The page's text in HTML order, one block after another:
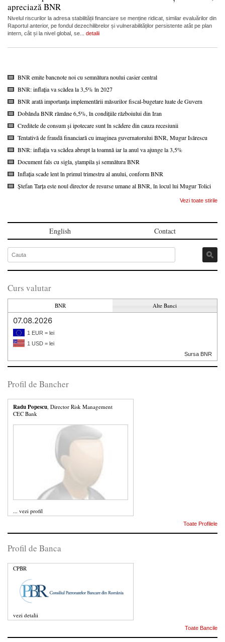
apreciază BNR
Nivelul riscurilor la adresa stabilității financiare se menține ridicat, similar evaluărilor din
Raportul anterior, pe fondul dezechilibrelor și vulnerabilităților persistente atât pe plan
intern, cât și la nivel global, se... detalii
BNR emite bancnote noi cu semnătura noului casier central
BNR: inflația va scădea la 3,5% în 2027
BNR arată importanța implementării măsurilor fiscal-bugetare luate de Guvern
Dobânda BNR rămâne 6,5%, în condițiile războiului din Iran
Creditele de consum și ipotecare sunt în scădere din cauza recesiunii
Tentativă de fraudă financiară cu imaginea guvernatorului BNR, Mugur Isărescu
BNR: inflația va scădea abrupt la toamnă iar la anul va ajunge la 3,5%
Document fals cu sigla, ștampila și semnătura BNR
Inflația scade lent în primul trimestru al anului, conform BNR
Ștefan Tarța este noul director de resurse umane al BNR, în locul lui Mugur Tolici
Vezi toate stirile
English Contact
Curs valutar
BNR Alte Banci
07.08.2026
1 EUR = lei
1 USD = lei
Sursa BNR
Profil de Bancher
Radu Popescu , Director Risk Management
CEC Bank
... vezi profil
Toate Profilele
Profil de Banca
CPBR
vezi detalii
Toate Bancile